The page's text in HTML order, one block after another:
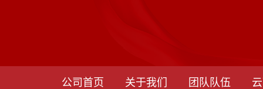
公司首页 关于我们 团队队伍